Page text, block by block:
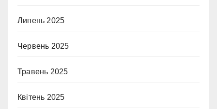
Липень 2025
Червень 2025
Травень 2025
Квітень 2025